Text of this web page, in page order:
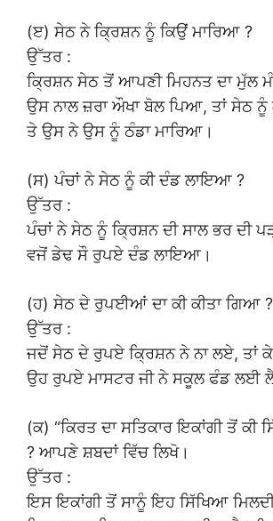
(ੲ) ਸੇਠ ਨੇ ਕ੍ਰਿਸ਼ਨ ਨੂੰ ਕਿਉਂ ਮਾਰਿਆ ?
ਉੱਤਰ :
ਕ੍ਰਿਸ਼ਨ ਸੇਠ ਤੋਂ ਆਪਣੀ ਮਿਹਨਤ ਦਾ ਮੁੱਲ
ਉਸ ਨਾਲ ਜ਼ਰਾ ਔਖਾ ਬੋਲ ਪਿਆ, ਤਾਂ ਸੇਠ
ਤੇ ਉਸ ਨੇ ਉਸ ਨੂੰ ਠੰਡਾ ਮਾਰਿਆ।
(ਸ) ਪੰਚਾਂ ਨੇ ਸੇਠ ਨੂੰ ਕੀ ਦੰਡ ਲਾਇਆ ?
ਉੱਤਰ :
ਪੰਚਾਂ ਨੇ ਸੇਠ ਨੂੰ ਕ੍ਰਿਸ਼ਨ ਦੀ ਸਾਲ ਭਰ ਦੀ
ਵਜੋਂ ਡੇਢ ਸੌ ਰੁਪਏ ਦੰਡ ਲਾਇਆ।
(ਹ) ਸੇਠ ਦੇ ਰੁਪਈਆਂ ਦਾ ਕੀ ਕੀਤਾ ਗਿਆ ?
ਉੱਤਰ :
ਜਦੋਂ ਸੇਠ ਦੇ ਰੁਪਏ ਕ੍ਰਿਸ਼ਨ ਨੇ ਨਾ ਲਏ, ਤਾਂ
ਉਹ ਰੁਪਏ ਮਾਸਟਰ ਜੀ ਨੇ ਸਕੂਲ ਫੰਡ ਲਈ
(ਕ) “ਕਿਰਤ ਦਾ ਸਤਿਕਾਰ ਇਕਾਂਗੀ ਤੋਂ ਕੀ
? ਆਪਣੇ ਸ਼ਬਦਾਂ ਵਿੱਚ ਲਿਖੋ।
ਉੱਤਰ :
ਇਸ ਇਕਾਂਗੀ ਤੋਂ ਸਾਨੂੰ ਇਹ ਸਿੱਖਿਆ